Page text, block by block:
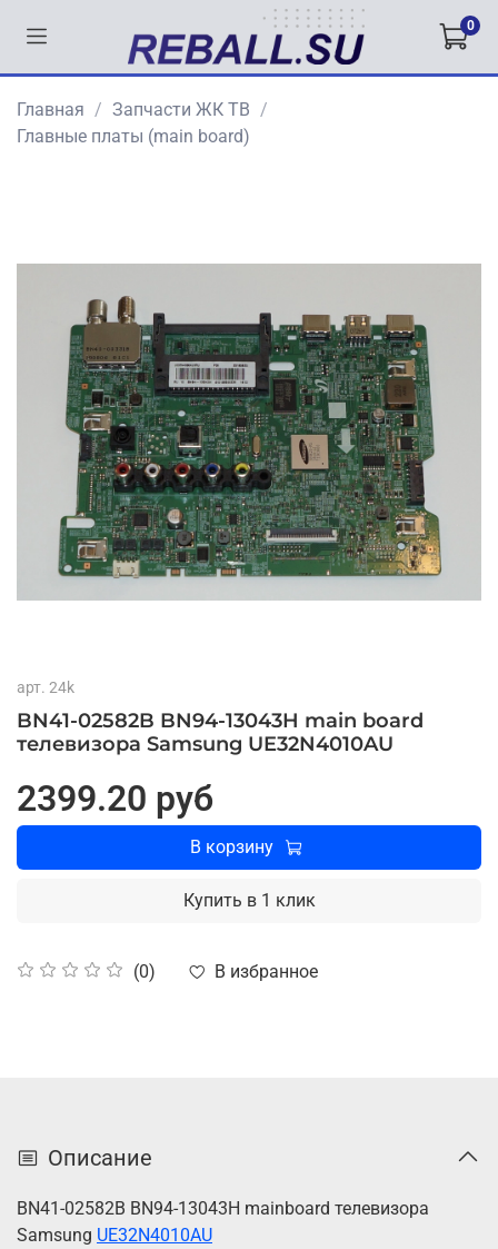
0
Главная
Запчасти ЖК ТВ
Главные платы (main board)
арт. 24k
BN41-02582B BN94-13043H main board
телевизора Samsung UE32N4010AU
(0) В избранное
2399.20 руб
В корзину
Купить в 1 клик
Описание
BN41-02582B BN94-13043H mainboard телевизора
Samsung UE32N4010AU